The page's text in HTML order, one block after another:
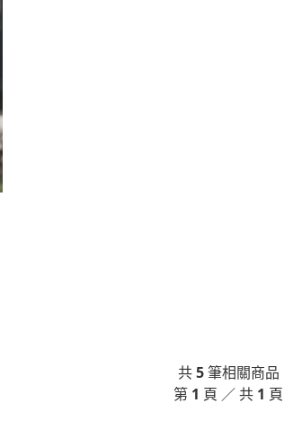
共5筆相關商品
第 1 頁 ／ 共 1 頁